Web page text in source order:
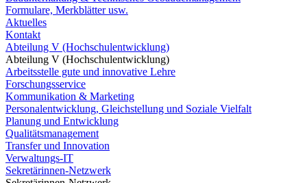
Formulare, Merkblätter usw.
Aktuelles
Kontakt
Abteilung V (Hochschulentwicklung)
Abteilung V (Hochschulentwicklung)
Arbeitsstelle gute und innovative Lehre
Forschungsservice
Kommunikation & Marketing
Personalentwicklung, Gleichstellung und Soziale Vielfalt
Planung und Entwicklung
Qualitätsmanagement
Transfer und Innovation
Verwaltungs-IT
Sekretärinnen-Netzwerk